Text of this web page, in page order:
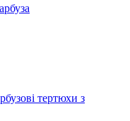
тертюхи з